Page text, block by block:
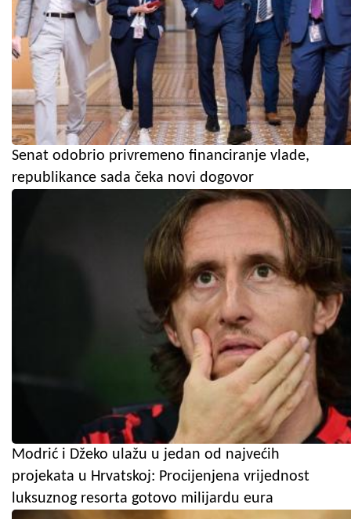
Senat odobrio privremeno financiranje vlade,
republikance sada čeka novi dogovor
Modrić i Džeko ulažu u jedan od najvećih
projekata u Hrvatskoj: Procijenjena vrijednost
luksuznog resorta gotovo milijardu eura